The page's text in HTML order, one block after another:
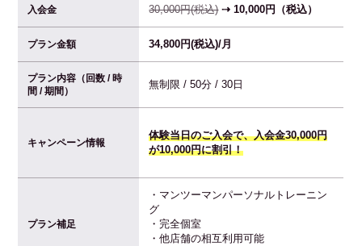
入会金 30,000円(税込)⇢ 10,000円（税込）
プラン金額 34,800円(税込)/月
プラン内容（回数 / 時
間 / 期間）
無制限 / 50分 / 30日
キャンペーン情報
体験当日のご入会で、入会金30,000円
が10,000円に割引！
プラン補足
・マンツーマンパーソナルトレーニン
グ
・完全個室
・他店舗の相互利用可能